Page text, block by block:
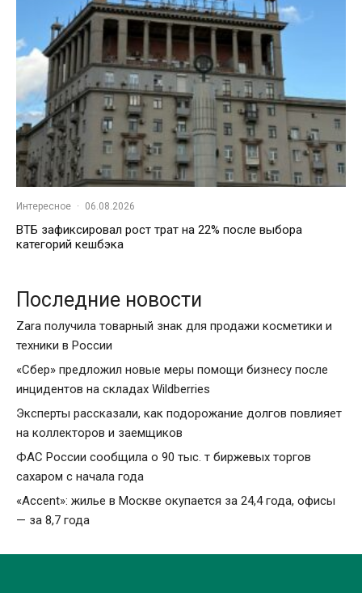
Интересное · 06.08.2026
ВТБ зафиксировал рост трат на 22% после выбора
категорий кешбэка
Последние новости
Zara получила товарный знак для продажи косметики и
техники в России
«Сбер» предложил новые меры помощи бизнесу после
инцидентов на складах Wildberries
Эксперты рассказали, как подорожание долгов повлияет
на коллекторов и заемщиков
ФАС России сообщила о 90 тыс. т биржевых торгов
сахаром с начала года
«Accent»: жилье в Москве окупается за 24,4 года, офисы
— за 8,7 года